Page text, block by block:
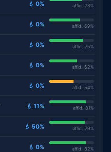
💧 0% affid. 73%
💧 0% affid. 69%
💧 0% affid. 75%
💧 0% affid. 62%
💧 0% affid. 54%
💧 11% affid. 81%
💧 50% affid. 79%
💧 0% affid. 82%